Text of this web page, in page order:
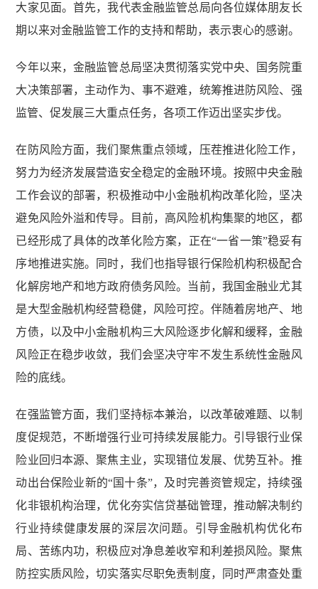
大家见面。首先，我代表金融监管总局向各位媒体朋友长
期以来对金融监管工作的支持和帮助，表示衷心的感谢。
今年以来，金融监管总局坚决贯彻落实党中央、国务院重
大决策部署，主动作为、事不避难，统筹推进防风险、强
监管、促发展三大重点任务，各项工作迈出坚实步伐。
在防风险方面，我们聚焦重点领域，压茬推进化险工作，
努力为经济发展营造安全稳定的金融环境。按照中央金融
工作会议的部署，积极推动中小金融机构改革化险，坚决
避免风险外溢和传导。目前，高风险机构集聚的地区，都
已经形成了具体的改革化险方案，正在“一省一策”稳妥有
序地推进实施。同时，我们也指导银行保险机构积极配合
化解房地产和地方政府债务风险。当前，我国金融业尤其
是大型金融机构经营稳健，风险可控。伴随着房地产、地
方债，以及中小金融机构三大风险逐步化解和缓释，金融
风险正在稳步收敛，我们会坚决守牢不发生系统性金融风
险的底线。
在强监管方面，我们坚持标本兼治，以改革破难题、以制
度促规范，不断增强行业可持续发展能力。引导银行业保
险业回归本源、聚焦主业，实现错位发展、优势互补。推
动出台保险业新的“国十条”，及时完善资管规定，持续强
化非银机构治理，优化夯实信贷基础管理，推动解决制约
行业持续健康发展的深层次问题。引导金融机构优化布
局、苦练内功，积极应对净息差收窄和利差损风险。聚焦
防控实质风险，切实落实尽职免责制度，同时严肃查处重